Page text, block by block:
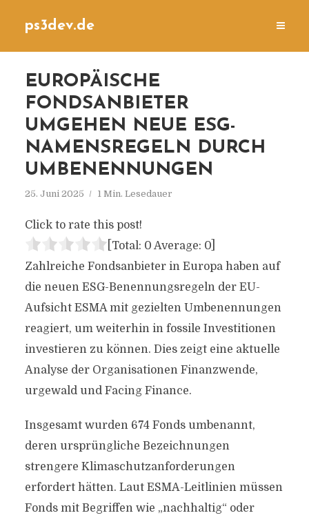
ps3dev.de
EUROPÄISCHE
FONDSANBIETER
UMGEHEN NEUE ESG-
NAMENSREGELN DURCH
UMBENENNUNGEN
25. Juni 2025 1 Min. Lesedauer
Click to rate this post!
[Total: 0 Average: 0]
Zahlreiche Fondsanbieter in Europa haben auf
die neuen ESG-Benennungsregeln der EU-
Aufsicht ESMA mit gezielten Umbenennungen
reagiert, um weiterhin in fossile Investitionen
investieren zu können. Dies zeigt eine aktuelle
Analyse der Organisationen Finanzwende,
urgewald und Facing Finance.
Insgesamt wurden 674 Fonds umbenannt,
deren ursprüngliche Bezeichnungen
strengere Klimaschutzanforderungen
erfordert hätten. Laut ESMA-Leitlinien müssen
Fonds mit Begriffen wie „nachhaltig“ oder